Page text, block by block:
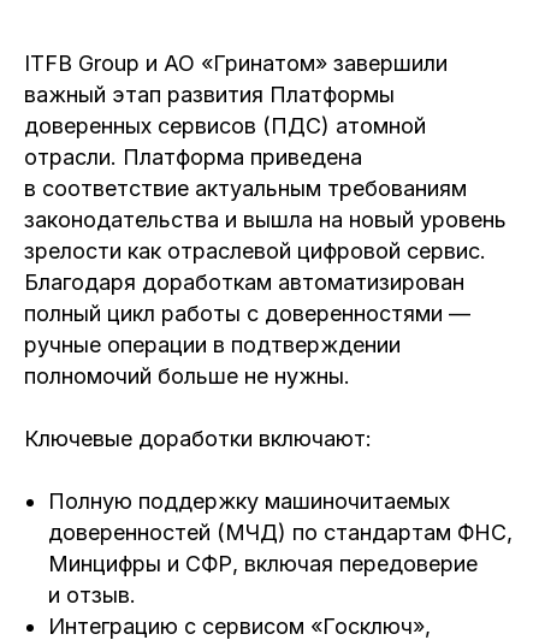
ITFB Group и АО «Гринатом» завершили
важный этап развития Платформы
доверенных сервисов (ПДС) атомной
отрасли. Платформа приведена
в соответствие актуальным требованиям
законодательства и вышла на новый уровень
зрелости как отраслевой цифровой сервис.
Благодаря доработкам автоматизирован
полный цикл работы с доверенностями —
ручные операции в подтверждении
полномочий больше не нужны.
Ключевые доработки включают:
Полную поддержку машиночитаемых
доверенностей (МЧД) по стандартам ФНС,
Минцифры и СФР, включая передоверие
и отзыв.
Интеграцию с сервисом «Госключ»,